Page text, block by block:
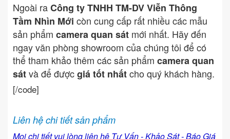
Ngoài raCông ty TNHH TM-DV Viễn Thông
Tầm Nhìn Mới còn cung cấp rất nhiều các mẫu
sản phẩm camera quan sát mới nhất. Hãy đến
ngay văn phòng showroom của chúng tôi để có
thể tham khảo thêm các sản phẩm camera quan
sátvà để đượcgiá tốt nhấtcho quý khách hàng.
[/code]
Liên hệ chi tiết sản phẩm
Mọi chi tiết vui lòng liên hệ Tư Vấn - Khảo Sát - Báo Giá